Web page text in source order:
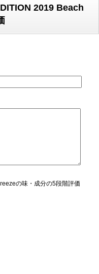
2019 Beach
の味・成分の5段階評価